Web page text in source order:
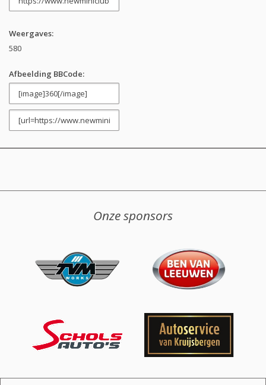
Weergaves:
580
Afbeelding BBCode:
Onze sponsors